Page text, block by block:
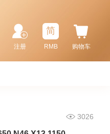
购物车
简
RMB
注册
3026